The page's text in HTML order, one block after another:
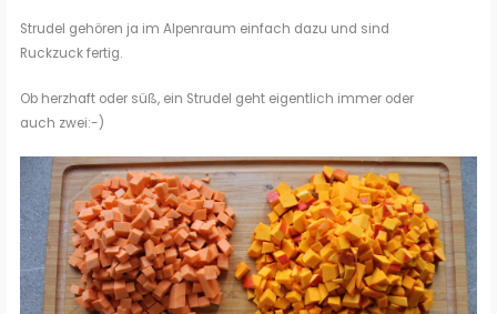
Strudel gehören ja im Alpenraum einfach dazu und sind
Ruckzuck fertig.
Ob herzhaft oder süß, ein Strudel geht eigentlich immer oder
auch zwei:-)